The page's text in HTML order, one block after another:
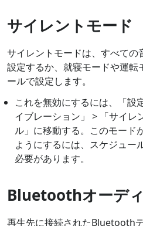
サイレントモード
サイレントモードは、すべて
設定するか、就寝モードや運転
ールで設定します。
これを無効にするには、「設
イブレーション」 > 「サイレ
ル」に移動する。このモード
ようにするには、スケジュー
必要があります。
Bluetoothオーデ
再生先に接続されたBluetooth